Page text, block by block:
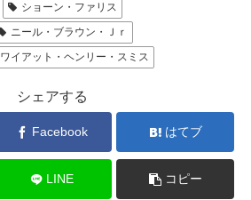
ショーン・ファリス
ニール・ブラウン・Ｊｒ
ワイアット・ヘンリー・スミス
シェアする
Facebook はてブ
LINE コピー